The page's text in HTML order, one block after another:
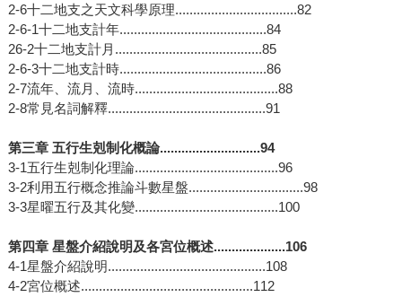
2-6十二地支之天文科學原理..................................82
2-6-1十二地支計年.........................................84
26-2十二地支計月.........................................85
2-6-3十二地支計時.........................................86
2-7流年、流月、流時........................................88
2-8常見名詞解釋............................................91
第三章 五行生剋制化概論............................94
3-1五行生剋制化理論........................................96
3-2利用五行概念推論斗數星盤................................98
3-3星曜五行及其化變........................................100
第四章 星盤介紹說明及各宮位概述....................106
4-1星盤介紹說明............................................108
4-2宮位概述................................................112